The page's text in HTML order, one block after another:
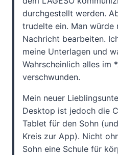
durchgestellt werden.
trudelte ein. Man würde
Nachricht bearbeiten.
meine Unterlagen und
Wahrscheinlich alles im
verschwunden.
Mein neuer
Desktop ist jedoch die
Tablet für den Sohn
Kreis zur App). Nicht
Sohn eine Schule für